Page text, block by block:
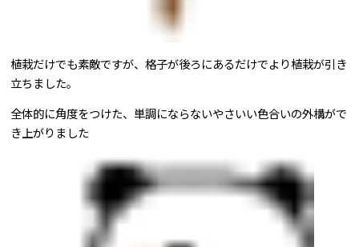
植栽だけでも素敵ですが、格子が後ろにあるだけでより植栽が引き
立ちました。
全体的に角度をつけた、単調にならないやさいい色合いの外構がで
き上がりました